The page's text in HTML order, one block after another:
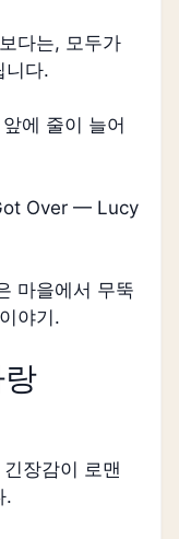
다는, 모두가
니다.
에 줄이 늘어
Over — Lucy
마을에서 무뚝
야기.
장감이 로맨
.